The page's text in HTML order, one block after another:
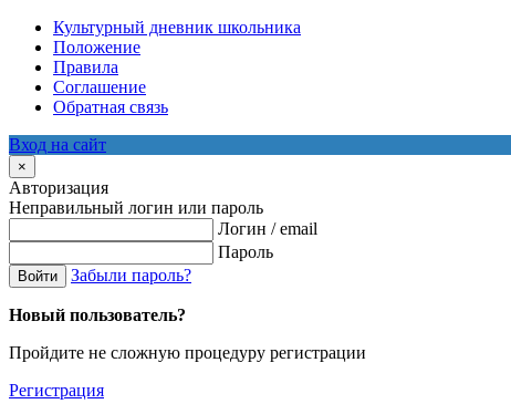
Культурный дневник школьника
Положение
Правила
Соглашение
Обратная связь
Вход на сайт
×
Авторизация
Неправильный логин или пароль
Логин / email
Пароль
Войти Забыли пароль?
Новый пользователь?
Пройдите не сложную процедуру регистрации
Регистрация